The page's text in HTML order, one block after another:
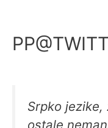
Srpko
ostale